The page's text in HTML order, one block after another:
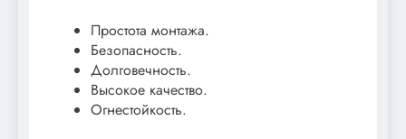
Простота монтажа.
Безопасность.
Долговечность.
Высокое качество.
Огнестойкость.